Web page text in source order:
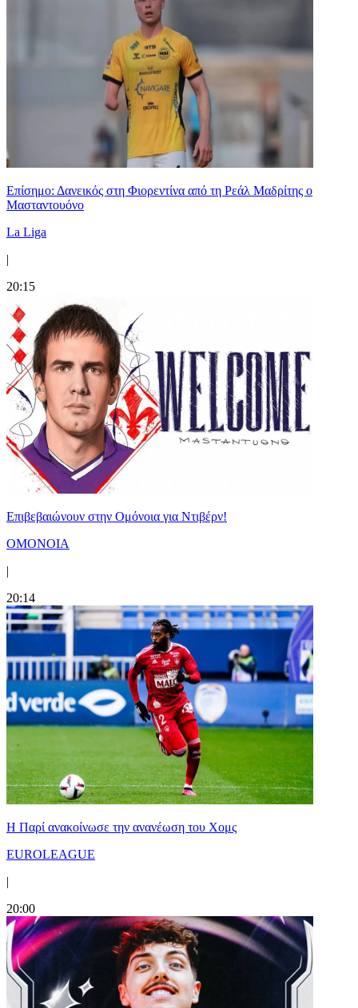
Επίσημο: Δανεικός στη Φιορεντίνα από τη Ρεάλ Μαδρίτης ο
Μασταντουόνο
La Liga
|
20:15
Επιβεβαιώνουν στην Ομόνοια για Ντιβέρν!
ΟΜΟΝΟΙΑ
|
20:14
Η Παρί ανακοίνωσε την ανανέωση του Χομς
EUROLEAGUE
|
20:00